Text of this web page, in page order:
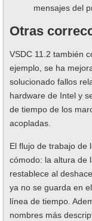
mensajes del
Otras
VSDC 11.2 también
ejemplo, se ha
solucionado fallos
hardware de Intel y
de tiempo de los
acopladas.
El flujo de trabajo de
cómodo: la altura de
restablece al
ya no se guarda en
línea de tiempo.
nombres más